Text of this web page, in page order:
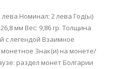
Номинал: 2 лева Год(ы)
мм Вес: 9,86 гр. Толщина
с легендой Взаимное
Знак(и) на монете/
раздел монет Болгарии